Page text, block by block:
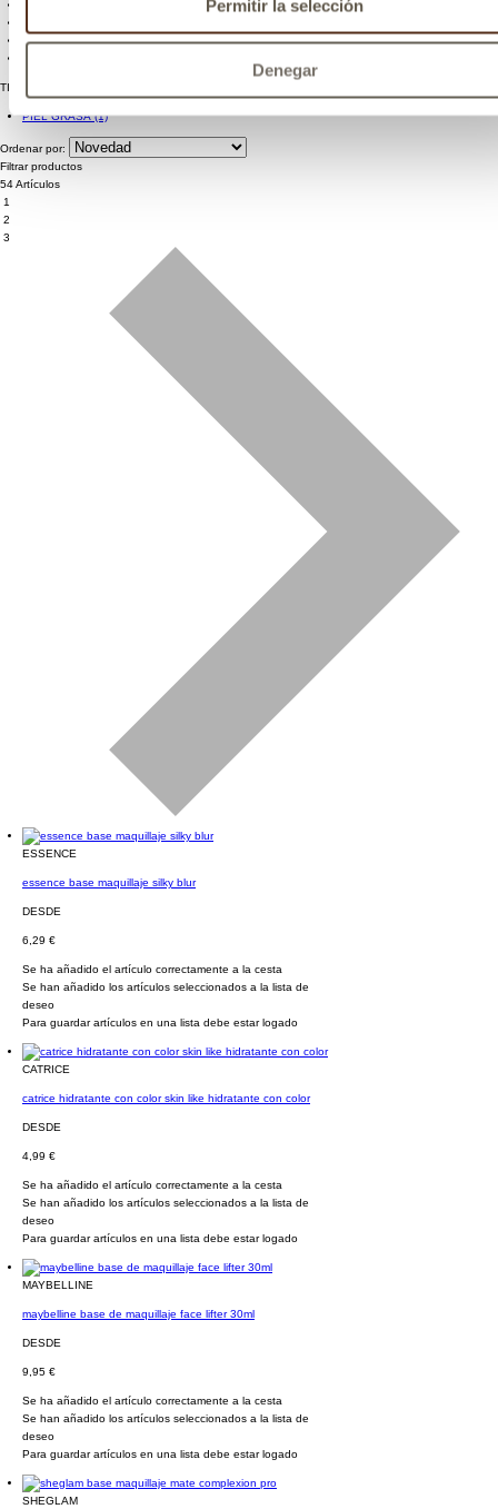
Permitir la selección
Denegar
TIPO DE PIEL
PIEL GRASA(1)
Ordenar por:
Filtrar productos
54 Artículos
1
2
3
ESSENCE
essence base maquillaje silky blur
DESDE
6,29 €
Se ha añadido el artículo correctamente a la cesta
Se han añadido los artículos seleccionados a la lista de
deseo
Para guardar artículos en una lista debe estar logado
CATRICE
catrice hidratante con color skin like hidratante con color
DESDE
4,99 €
Se ha añadido el artículo correctamente a la cesta
Se han añadido los artículos seleccionados a la lista de
deseo
Para guardar artículos en una lista debe estar logado
MAYBELLINE
maybelline base de maquillaje face lifter 30ml
DESDE
9,95 €
Se ha añadido el artículo correctamente a la cesta
Se han añadido los artículos seleccionados a la lista de
deseo
Para guardar artículos en una lista debe estar logado
SHEGLAM